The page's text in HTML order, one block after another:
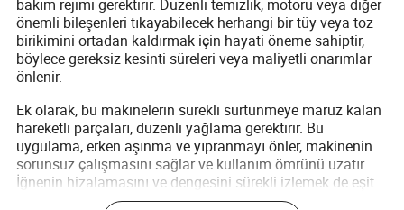
bakım rejimi gerektirir. Düzenli temizlik, motoru veya diğer
önemli bileşenleri tıkayabilecek herhangi bir tüy veya toz
birikimini ortadan kaldırmak için hayati öneme sahiptir,
böylece gereksiz kesinti süreleri veya maliyetli onarımlar
önlenir.
Ek olarak, bu makinelerin sürekli sürtünmeye maruz kalan
hareketli parçaları, düzenli yağlama gerektirir. Bu
uygulama, erken aşınma ve yıpranmayı önler, makinenin
sorunsuz çalışmasını sağlar ve kullanım ömrünü uzatır.
İğnenin hizalamasını ve dengesini sürekli izlemek de eşit
derecede önemlidir, çünkü düzensizlikler dikiş kalitesini ve